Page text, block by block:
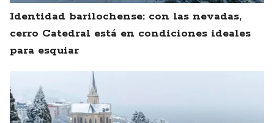
Identidad barilochense: con las nevadas,
cerro Catedral está en condiciones ideales
para esquiar